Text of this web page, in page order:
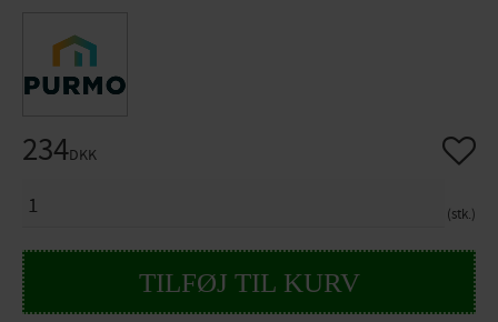
234DKK
stk.
Gem